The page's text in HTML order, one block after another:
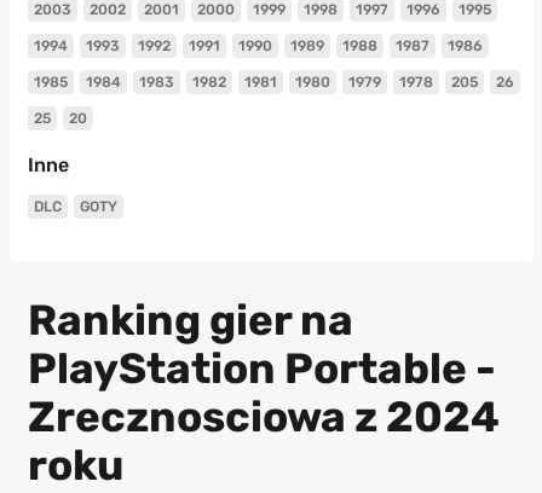
2003 2002 2001 2000 1999 1998 1997 1996 1995
1994 1993 1992 1991 1990 1989 1988 1987 1986
1985 1984 1983 1982 1981 1980 1979 1978 205 26
25 20
Inne
DLC GOTY
Ranking gier na
PlayStation Portable -
Zrecznosciowa z 2024
roku